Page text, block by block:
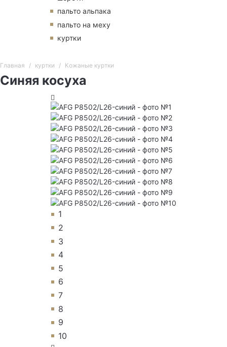
пальто альпака
пальто на меху
куртки
Главная куртки Кожаные куртки
Синяя косуха
1
2
3
4
5
6
7
8
9
10